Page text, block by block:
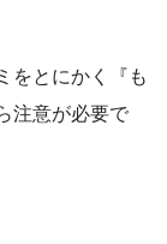
をとにかく『も
注意が必要で